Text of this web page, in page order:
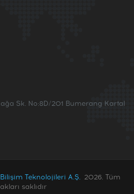
Sk. No:8D/201 Bumerang Kartal
Teknolojileri A.Ş.
2026. Tüm
saklıdır